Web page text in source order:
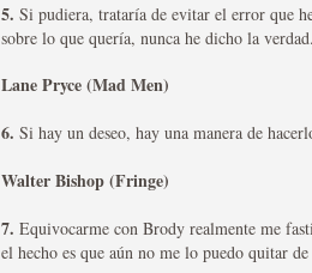
La barrera de las 500
MOLTISANTI
5. Si pudiera, trataría de evitar el error que
sobre lo que quería, nunca he dicho la verdad.
Lane Pryce (Mad Men)
6. Si hay un deseo, hay una manera de
Walter Bishop (Fringe)
7. Equivocarme con Brody realmente me
el hecho es que aún no me lo puedo quitar de